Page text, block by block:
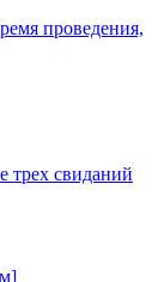
проведения,
трех свиданий